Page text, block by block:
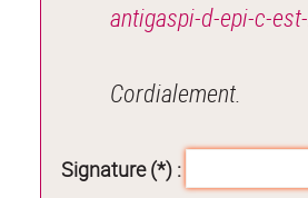
antigaspi-d-epi-c-
Cordialement.
Signature (*) :